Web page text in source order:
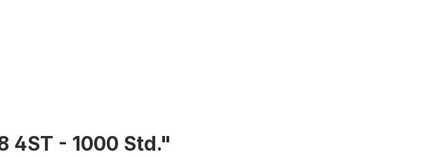
4ST - 1000 Std."